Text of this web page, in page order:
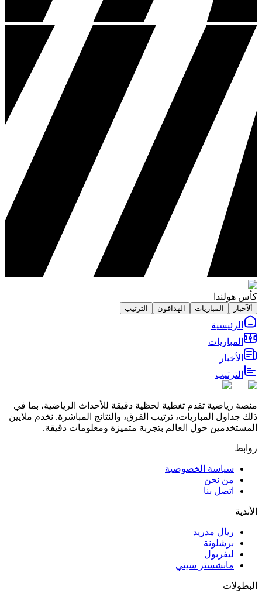
كأس هولندا
ألآخبار المباريات الهدافون الترتيب
الرئيسية
المباريات
الأخبار
الترتيب
منصة رياضية تقدم تغطية لحظية دقيقة للأحداث الرياضية، بما في
ذلك جداول المباريات، ترتيب الفرق، والنتائج المباشرة. نخدم ملايين
المستخدمين حول العالم بتجربة متميزة ومعلومات دقيقة.
روابط
سياسة الخصوصية
من نحن
اتصل بنا
الأندية
ريال مدريد
برشلونة
ليفربول
مانشستر سيتي
البطولات